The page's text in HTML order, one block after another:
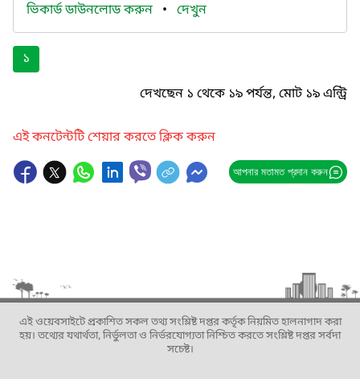
ভিকার্ড ডাউনলোড করুন • দেখুন
১
দেখছেন ১ থেকে ১৯ পর্যন্ত, মোট ১৯ এন্ট্রি
এই কনটেন্টটি শেয়ার করতে ক্লিক করুন
আপনার মতামত প্রদান করুন
এই ওয়েবসাইটে প্রকাশিত সকল তথ্য সংশ্লিষ্ট দপ্তর কর্তৃক নিয়মিত হালনাগাদ করা
হয়। তথ্যের যথার্থতা, নির্ভুলতা ও নির্ভরযোগ্যতা নিশ্চিত করতে সংশ্লিষ্ট দপ্তর সর্বদা
সচেষ্ট।